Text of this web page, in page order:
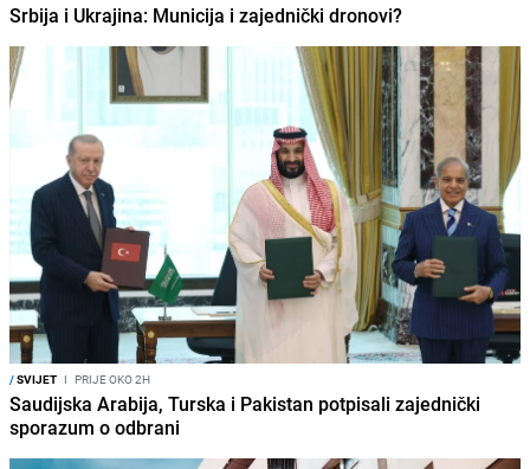
Srbija i Ukrajina: Municija i zajednički dronovi?
/SVIJET I PRIJE OKO 2H
Saudijska Arabija, Turska i Pakistan potpisali zajednički
sporazum o odbrani